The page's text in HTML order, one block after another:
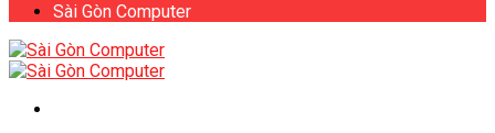
Sài Gòn Computer